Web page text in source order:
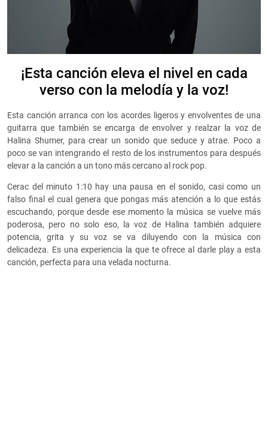
¡Esta canción eleva el nivel en cada
verso con la melodía y la voz!
Esta canción arranca con los acordes ligeros y envolventes de una
guitarra que también se encarga de envolver y realzar la voz de
Halina Shumer, para crear un sonido que seduce y atrae. Poco a
poco se van intengrando el resto de los instrumentos para después
elevar a la canción a un tono más cercano al rock pop.
Cerac del minuto 1:10 hay una pausa en el sonido, casi como un
falso final el cual genera que pongas más atención a lo que estás
escuchando, porque desde ese momento la música se vuelve más
poderosa, pero no solo eso, la voz de Halina también adquiere
potencia, grita y su voz se va diluyendo con la música con
delicadeza. Es una experiencia la que te ofrece al darle play a esta
canción, perfecta para una velada nocturna.